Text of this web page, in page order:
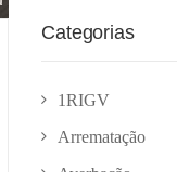
Categorias
1RIGV
Arrematação